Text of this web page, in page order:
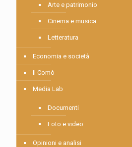
Arte e patrimonio
Cinema e musica
Letteratura
Economia e società
Il Comò
Media Lab
Documenti
Foto e video
Opinioni e analisi